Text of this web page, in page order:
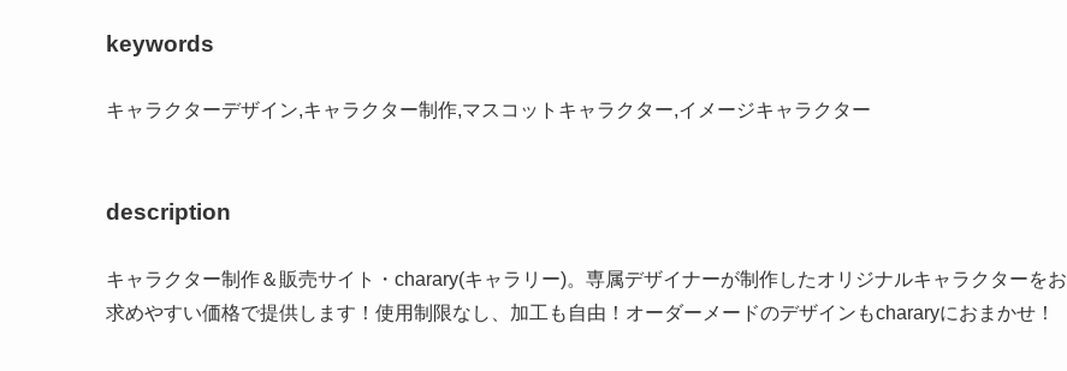
keywords
キャラクターデザイン,キャラクター制作,マスコットキャラクター,イメージキャラクター
description
キャラクター制作＆販売サイト・charary(キャラリー)。専属デザイナーが制作したオリジナルキャラクターをお
求めやすい価格で提供します！使用制限なし、加工も自由！オーダーメードのデザインもchararyにおまかせ！